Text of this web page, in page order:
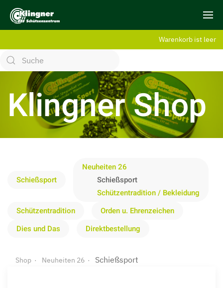
Warenkorb ist leer
Klingner Shop
Schießsport
Neuheiten 26
Schießsport
Schützentradition / Bekleidung
Schützentradition
Orden u. Ehrenzeichen
Dies und Das
Direktbestellung
Shop Neuheiten 26 Schießsport